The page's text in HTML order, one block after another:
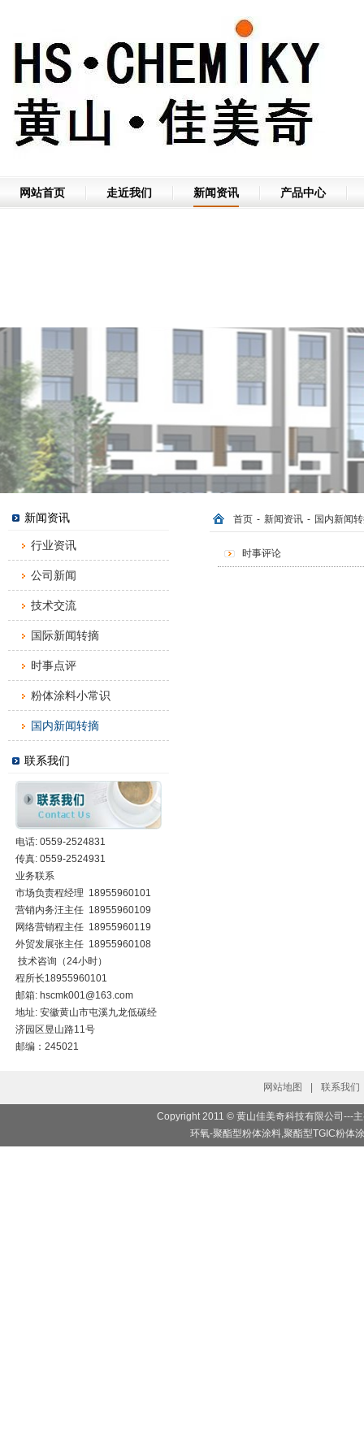
网站首页 走近我们 新闻资讯 产品中心
新闻资讯
行业资讯
公司新闻
技术交流
国际新闻转摘
时事点评
粉体涂料小常识
国内新闻转摘
联系我们
电话: 0559-2524831
传真: 0559-2524931
业务联系
市场负责程经理 18955960101
营销内务汪主任 18955960109
网络营销程主任 18955960119
外贸发展张主任 18955960108
技术咨询（24小时）
程所长18955960101
邮箱: hscmk001@163.com
地址: 安徽黄山市屯溪九龙低碳经
济园区昱山路11号
邮编：245021
首页 - 新闻资讯 - 国内新闻
时事评论
网站地图 联系我们
Copyright 2011 © 黄山佳美奇科技有限公司---
环氧-聚酯型粉体涂料,聚酯型TGIC粉体